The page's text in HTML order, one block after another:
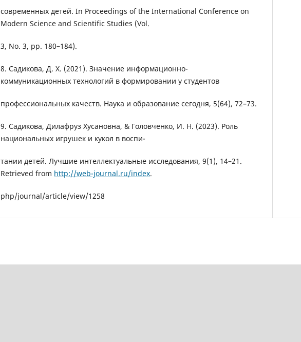
современных детей. In Proceedings of the International Conference on
Modern Science and Scientific Studies (Vol.
3, No. 3, pp. 180–184).
8. Садикова, Д. Х. (2021). Значение информационно-
коммуникационных технологий в формировании у студентов
профессиональных качеств. Наука и образование сегодня, 5(64), 72–73.
9. Садикова, Дилафруз Хусановна, & Головченко, И. Н. (2023). Роль
национальных игрушек и кукол в воспи-
тании детей. Лучшие интеллектуальные исследования, 9(1), 14–21.
Retrieved from http://web-journal.ru/index.
php/journal/article/view/1258